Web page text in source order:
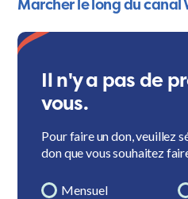
Marcher le long du canal
Il n'y a pas de
vous.
Pour faire un don, veuillez
don que vous souhaitez
Mensuel